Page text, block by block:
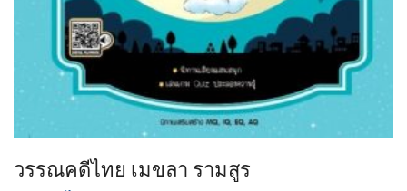
วรรณคดีไทย เมขลา รามสูร